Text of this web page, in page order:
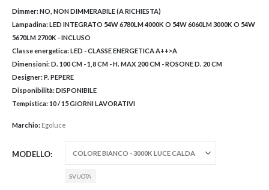
Dimmer:NO, NON DIMMERABILE (A RICHIESTA)
Lampadina:LED INTEGRATO 54W 6780LM 4000K O 54W 6060LM 3000K O 54W
5670LM 2700K - INCLUSO
Classe energetica:LED - CLASSE ENERGETICA A++>A
Dimensioni:D. 100 CM - 1,8 CM - H. MAX 200 CM - ROSONE D. 20 CM
Designer:P. PEPERE
Disponibilità:DISPONIBILE
Tempistica:10 / 15 GIORNI LAVORATIVI
Marchio: Egoluce
MODELLO
SVUOTA